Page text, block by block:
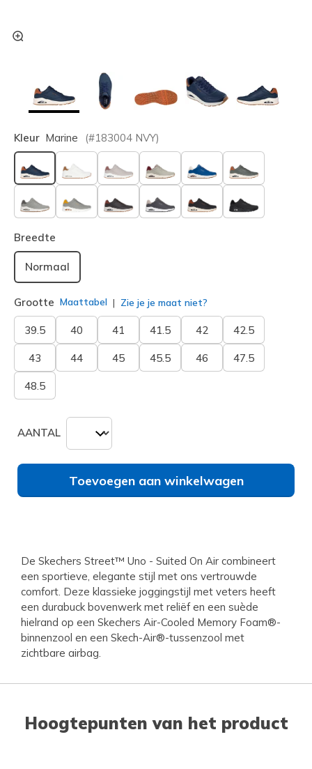
Kleur Marine (#183004 NVY)
geselecteerd
Breedte
Normaal
Grootte Maattabel Zie je je maat niet?
39.5 40 41 41.5 42 42.5
43 44 45 45.5 46 47.5
48.5
AANTAL
Toevoegen aan winkelwagen
De Skechers Street™ Uno - Suited On Air combineert
een sportieve, elegante stijl met ons vertrouwde
comfort. Deze klassieke joggingstijl met veters heeft
een durabuck bovenwerk met reliëf en een suède
hielrand op een Skechers Air-Cooled Memory Foam®-
binnenzool en een Skech-Air®-tussenzool met
zichtbare airbag.
Hoogtepunten van het product